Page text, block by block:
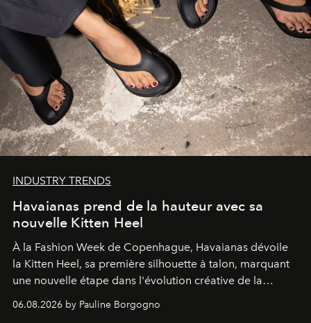
INDUSTRY TRENDS
Havaianas prend de la hauteur avec sa
nouvelle Kitten Heel
À la Fashion Week de Copenhague, Havaianas dévoile
la Kitten Heel, sa première silhouette à talon, marquant
une nouvelle étape dans l'évolution créative de la
06.08.2026 by Pauline Borgogno